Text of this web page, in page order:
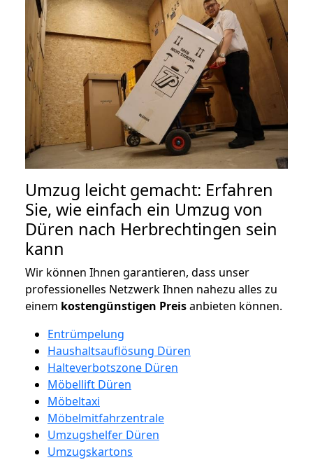
Umzug leicht gemacht: Erfahren
Sie, wie einfach ein Umzug von
Düren nach Herbrechtingen sein
kann
Wir können Ihnen garantieren, dass unser
professionelles Netzwerk Ihnen nahezu alles zu
einem kostengünstigen Preisanbieten können.
Entrümpelung
Haushaltsauflösung Düren
Halteverbotszone Düren
Möbellift Düren
Möbeltaxi
Möbelmitfahrzentrale
Umzugshelfer Düren
Umzugskartons